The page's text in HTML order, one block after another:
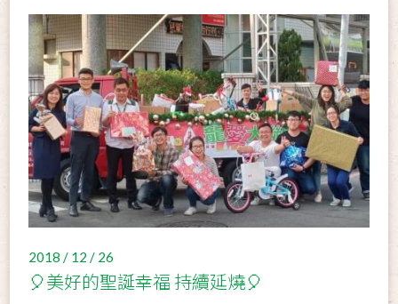
2018 / 12 / 26
🎈美好的聖誕幸福 持續延燒🎈